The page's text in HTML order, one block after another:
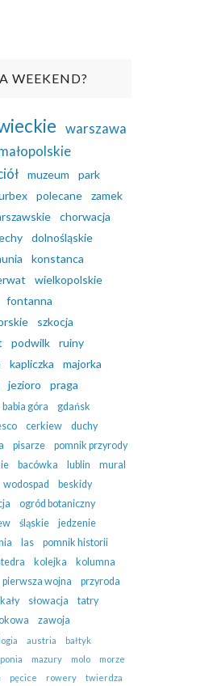
WEEKEND?
warszawa
muzeum
park
polecane
zamek
chorwacja
dolnośląskie
konstanca
wielkopolskie
fontanna
szkocja
podwilk
ruiny
kapliczka
majorka
jezioro
praga
babia góra
gdańsk
cerkiew
duchy
pisarze
pomnik przyrody
bacówka lublin
mural
wodospad
beskidy
ogród botaniczny
śląskie
jedzenie
las
pomnik historii
kolejka
kolumna
pierwsza wojna
przyroda
słowacja
tatry
zawoja
austria
bałtyk
mazury molo
morze
pęcice rowery
twierdza